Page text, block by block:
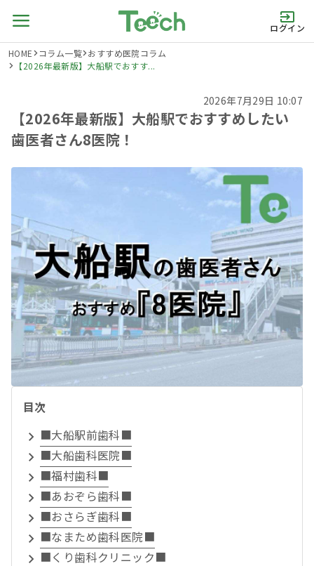
ログイン
HOME コラム一覧 おすすめ医院コラム
【2026年最新版】大船駅でおすす...
2026年7月29日 10:07
【2026年最新版】大船駅でおすすめしたい
歯医者さん8医院！
目次
■大船駅前歯科■
■大船歯科医院■
■福村歯科■
■あおぞら歯科■
■おさらぎ歯科■
■なまため歯科医院■
■くり歯科クリニック■